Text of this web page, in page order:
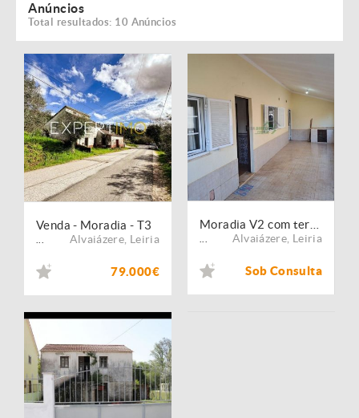
Anúncios
Total resultados: 10 Anúncios
Venda - Moradia - T3
Alvaiázere Leiria
79.000€
Alvaiázere Leiria
Sob Consulta